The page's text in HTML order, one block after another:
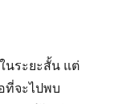
นระยะสั้น แต่
จะไปพบ